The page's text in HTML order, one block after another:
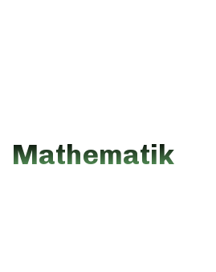
Mathematik